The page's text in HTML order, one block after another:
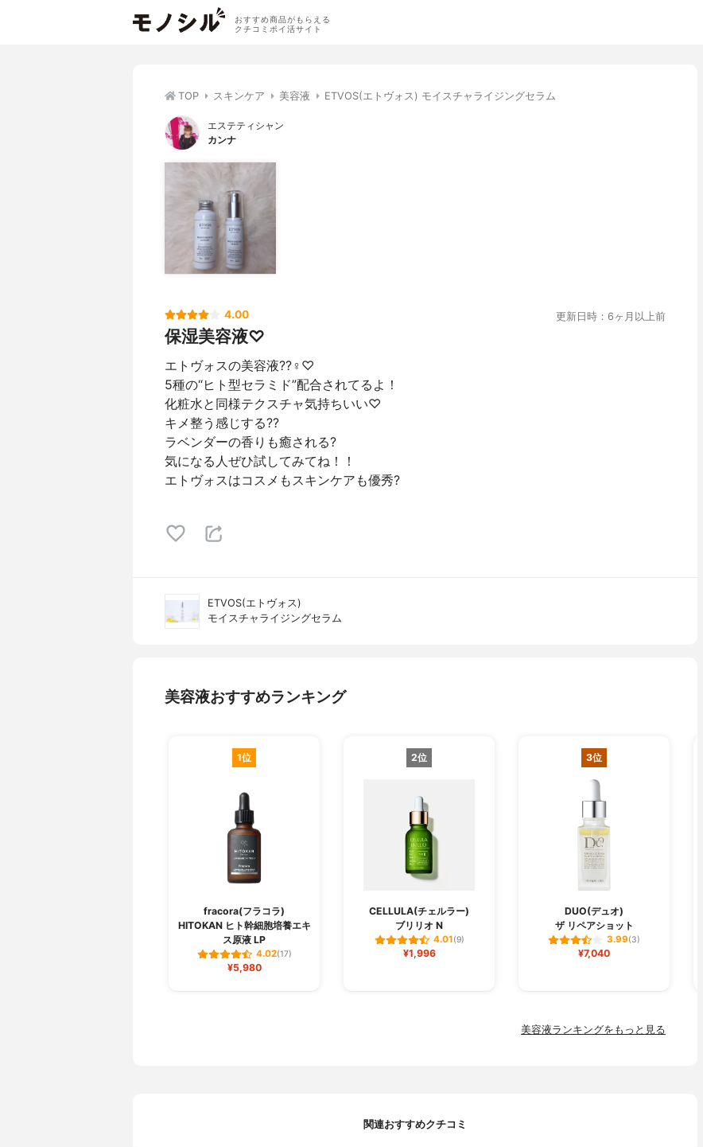
おすすめ商品がもらえる
クチコミポイ活サイト
TOP スキンケア 美容液 ETVOS(エトヴォス) モイスチャライジングセラム
エステティシャン
カンナ
4.00 更新日時：6ヶ月以上前
保湿美容液♡
エトヴォスの美容液??‍♀️♡
5種の“ヒト型セラミド”配合されてるよ！
化粧水と同様テクスチャ気持ちいい♡
キメ整う感じする??
ラベンダーの香りも癒される?
気になる人ぜひ試してみてね！！
エトヴォスはコスメもスキンケアも優秀?
ETVOS(エトヴォス)
モイスチャライジングセラム
美容液おすすめランキング
1位
fracora(フラコラ)
HITOKAN ヒト幹細胞培養エキ
ス原液 LP
4.02(17)
¥5,980
2位
CELLULA(チェルラー)
ブリリオ N
4.01(9)
¥1,996
3位
DUO(デュオ)
ザ リペアショット
3.99(3)
¥7,040
美容液ランキングをもっと見る
関連おすすめクチコミ